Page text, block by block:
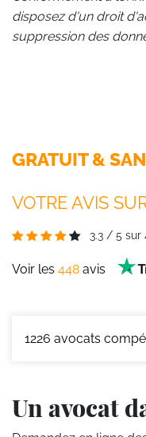
disposez d'un droit
suppression des
GRATUIT &
VOTRE AVIS
3.3 / 5 sur
Voir les 448 avis
1226 avocats
Un avocat